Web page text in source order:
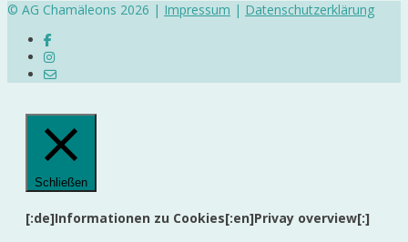
© AG Chamäleons 2026 | Impressum | Datenschutzerklärung
Schließen
[:de]Informationen zu Cookies[:en]Privay overview[:]